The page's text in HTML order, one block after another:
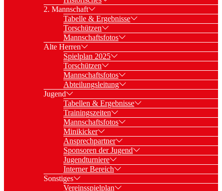
2. Mannschaft
Tabelle & Ergebnisse
Torschützen
Mannschaftsfotos
Alte Herren
Spielplan 2025
Torschützen
Mannschaftsfotos
Abteilungsleitung
Jugend
Tabellen & Ergebnisse
Trainingszeiten
Mannschaftsfotos
Minikicker
Ansprechpartner
Sponsoren der Jugend
Jugendturniere
Interner Bereich
Sonstiges
Vereinsspielplan